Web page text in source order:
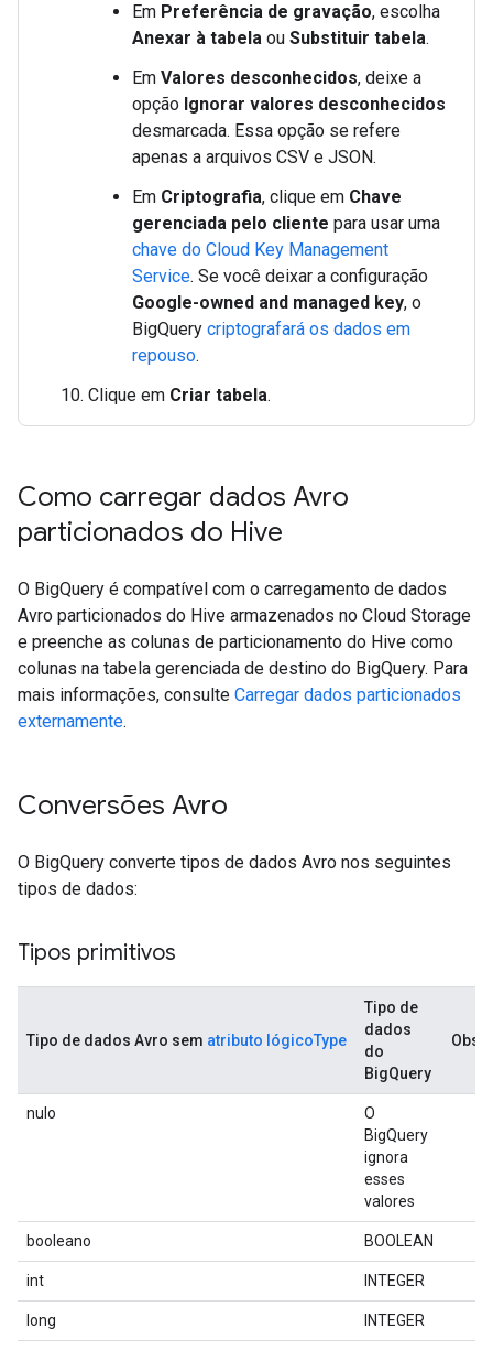
Em Preferência de gravação, escolha
Anexar à tabela ou Substituir tabela.
Em Valores desconhecidos, deixe a
opção Ignorar valores desconhecidos
desmarcada. Essa opção se refere
apenas a arquivos CSV e JSON.
Em Criptografia, clique em Chave
gerenciada pelo cliente para usar uma
chave do Cloud Key Management
Service. Se você deixar a configuração
Google-owned and managed key, o
BigQuery criptografará os dados em
repouso.
Clique em Criar tabela.
Como carregar dados Avro
particionados do Hive
O BigQuery é compatível com o carregamento de dados
Avro particionados do Hive armazenados no Cloud Storage
e preenche as colunas de particionamento do Hive como
colunas na tabela gerenciada de destino do BigQuery. Para
mais informações, consulte Carregar dados particionados
externamente.
Conversões Avro
O BigQuery converte tipos de dados Avro nos seguintes
tipos de dados:
Tipos primitivos
Tipo de dados Avro sem atributo lógicoType
Tipo de
dados
do
BigQuery
nulo
O
BigQuery
ignora
esses
valores
booleano BOOLEAN
int INTEGER
long INTEGER